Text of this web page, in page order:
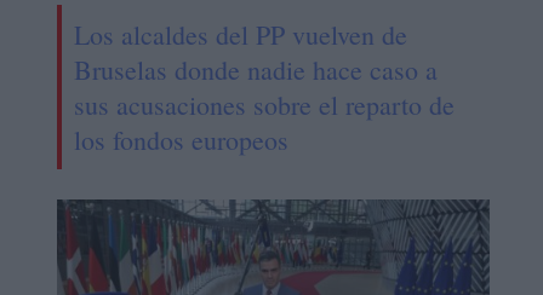
Los alcaldes del PP vuelven de
Bruselas donde nadie hace caso a
sus acusaciones sobre el reparto de
los fondos europeos